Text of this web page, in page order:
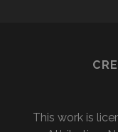
This work is